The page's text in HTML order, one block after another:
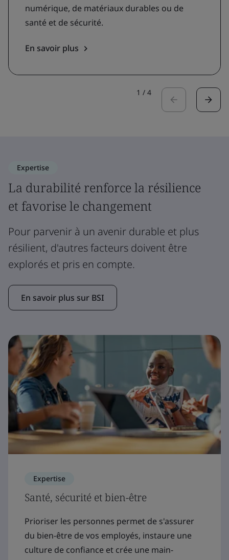
numérique, de matériaux durables ou de
santé et de sécurité.
En savoir plus
1 / 4
Expertise
La durabilité renforce la résilience
et favorise le changement
Pour parvenir à un avenir durable et plus
résilient, d'autres facteurs doivent être
explorés et pris en compte.
En savoir plus sur BSI
Expertise
Santé, sécurité et bien-être
Prioriser les personnes permet de s'assurer
du bien-être de vos employés, instaure une
culture de confiance et crée une main-